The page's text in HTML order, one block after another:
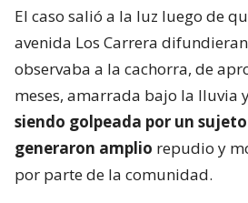
El caso salió a la luz luego de
avenida Los Carrera
observaba a la cachorra, de
meses, amarrada bajo la lluvia
siendo golpeada por un
generaron amplio repudio y
por parte de la comunidad.